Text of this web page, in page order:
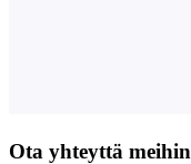
Ota yhteyttä meihin